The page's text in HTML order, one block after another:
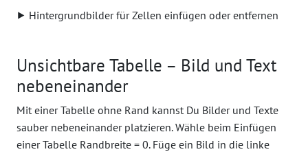
⯈ Hintergrundbilder für Zellen einfügen oder entfernen
Unsichtbare Tabelle – Bild und Text
nebeneinander
Mit einer Tabelle ohne Rand kannst Du Bilder und Texte
sauber nebeneinander platzieren. Wähle beim Einfügen
einer Tabelle Randbreite = 0. Füge ein Bild in die linke